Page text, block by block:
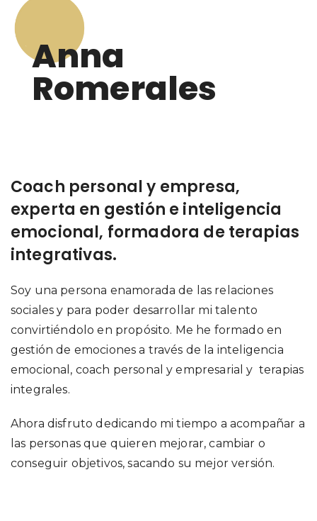
Anna
Romerales
Coach personal y empresa,
experta en gestión e inteligencia
emocional, formadora de terapias
integrativas.
Soy una persona enamorada de las relaciones
sociales y para poder desarrollar mi talento
convirtiéndolo en propósito. Me he formado en
gestión de emociones a través de la inteligencia
emocional, coach personal y empresarial y terapias
integrales.
Ahora disfruto dedicando mi tiempo a acompañar a
las personas que quieren mejorar, cambiar o
conseguir objetivos, sacando su mejor versión.